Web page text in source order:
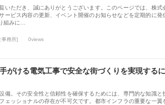
いただき、誠にありがとうございます。このページでは、株式
ービス内容の更新、イベント開催のお知らせなどを定期的に発
組みに…
事務所] 0views
がける電気工事で安全な街づくりを実現するに
備。その安全性と信頼性を確保するためには、専門的な知識と
ェッショナルの存在が不可欠です。都市インフラの重要な一翼